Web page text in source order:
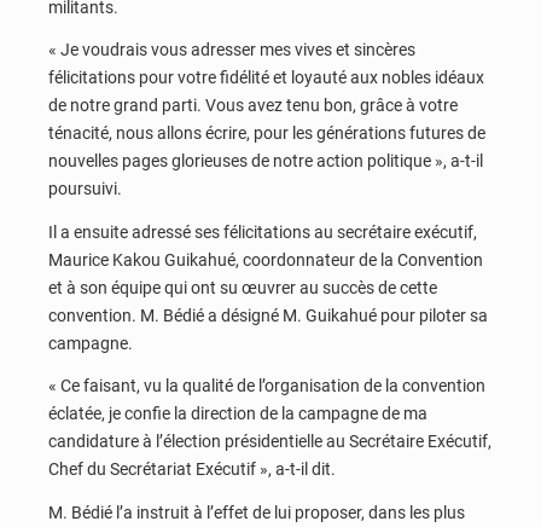
militants.
« Je voudrais vous adresser mes vives et sincères
félicitations pour votre fidélité et loyauté aux nobles idéaux
de notre grand parti. Vous avez tenu bon, grâce à votre
ténacité, nous allons écrire, pour les générations futures de
nouvelles pages glorieuses de notre action politique », a-t-il
poursuivi.
Il a ensuite adressé ses félicitations au secrétaire exécutif,
Maurice Kakou Guikahué, coordonnateur de la Convention
et à son équipe qui ont su œuvrer au succès de cette
convention. M. Bédié a désigné M. Guikahué pour piloter sa
campagne.
« Ce faisant, vu la qualité de l’organisation de la convention
éclatée, je confie la direction de la campagne de ma
candidature à l’élection présidentielle au Secrétaire Exécutif,
Chef du Secrétariat Exécutif », a-t-il dit.
M. Bédié l’a instruit à l’effet de lui proposer, dans les plus